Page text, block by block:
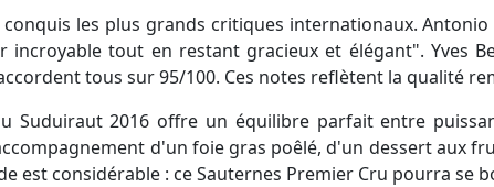
les plus grands critiques internationaux.
incroyable tout en restant gracieux et élégant". Yves
tous sur 95/100. Ces notes reflètent la qualité
Suduiraut 2016 offre un équilibre parfait entre
d'un foie gras poêlé, d'un dessert aux
est considérable : ce Sauternes Premier Cru pourra se